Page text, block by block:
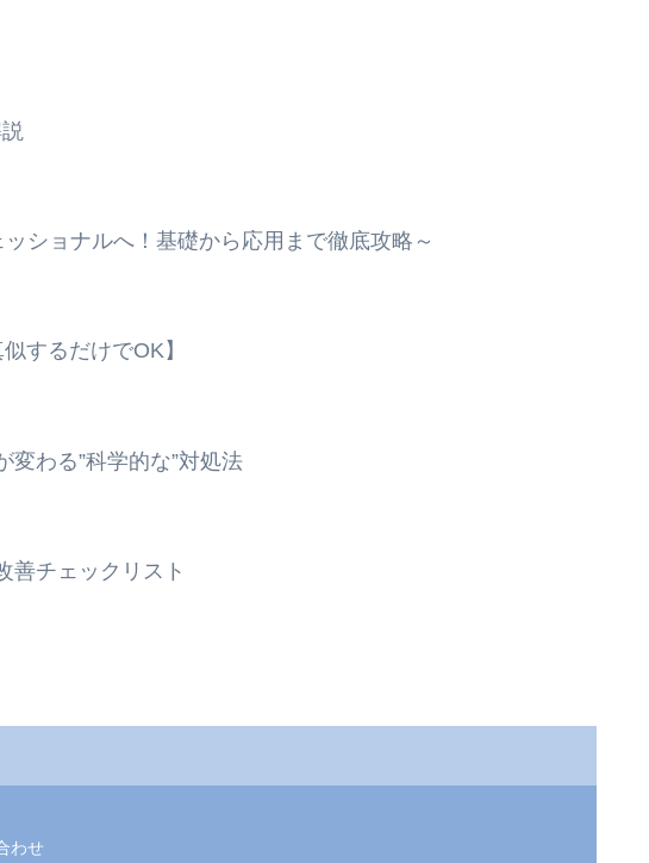
ショナルへ！基礎から応用まで徹底攻略～
するだけでOK】
変わる”科学的な”対処法
善チェックリスト
わせ